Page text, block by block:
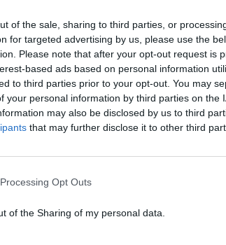
of the sale, sharing to third parties, or
for targeted advertising by us, please use the
Please note that after your opt-out request is
based ads based on personal information
to third parties prior to your opt-out. You may
your personal information by third parties on the
may also be disclosed by us to third
that may further disclose it to other third
Opt Outs
of the Sharing of my personal data.